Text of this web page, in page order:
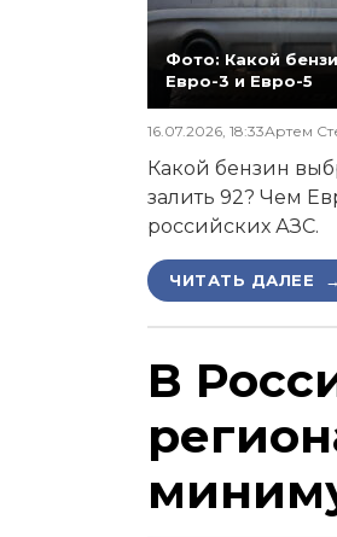
Фото: Какой
Евро-3 и Евро-5
16.07.2026, 18:33Артем
Какой бензин
залить 92? Чем
российских АЗС.
ЧИТАТЬ ДАЛЕЕ →
В